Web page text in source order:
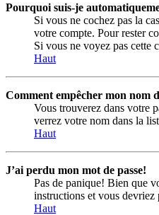
Pourquoi suis-je
Si vous ne cochez pas la
votre compte. Pour rester
Si vous ne voyez pas cette
Haut
Comment empêcher mon nom
Vous trouverez dans votre
verrez votre nom dans la
Haut
J’ai perdu mon mot de passe!
Pas de panique! Bien que
instructions et vous devriez
Haut